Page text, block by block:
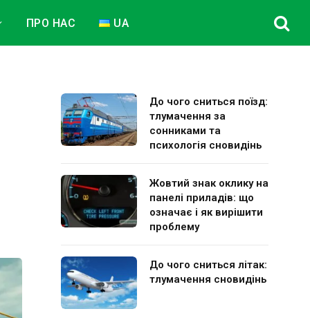
ПРО НАС UA
До чого сниться поїзд:
тлумачення за
сонниками та
психологія сновидінь
Жовтий знак оклику на
панелі приладів: що
означає і як вирішити
проблему
До чого сниться літак:
тлумачення сновидінь